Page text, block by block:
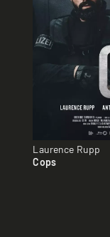
Laurence Rupp
Cops